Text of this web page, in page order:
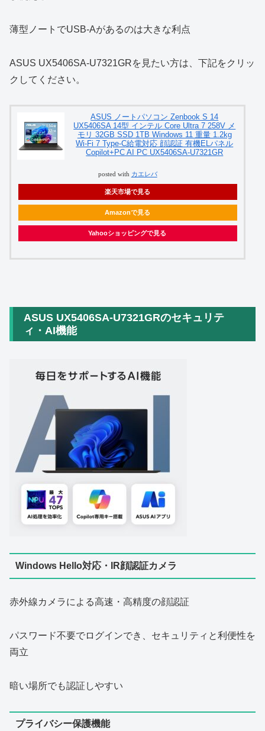
薄型ノートでUSB‑Aがあるのは大きな利点
ASUS UX5406SA-U7321GRを見たい方は、下記をクリッ
クしてください。
ASUS ノートパソコン Zenbook S 14
UX5406SA 14型 インテル Core Ultra 7 258V メ
モリ 32GB SSD 1TB Windows 11 重量 1.2kg
Wi-Fi 7 Type-C給電対応 顔認証 有機ELパネル
Copilot+PC AI PC UX5406SA-U7321GR
posted with カエレバ
楽天市場で見る
Amazonで見る
Yahooショッピングで見る
ASUS UX5406SA-U7321GRのセキュリテ
ィ・AI機能
Windows Hello対応・IR顔認証カメラ
赤外線カメラによる高速・高精度の顔認証
パスワード不要でログインでき、セキュリティと利便性を
両立
暗い場所でも認証しやすい
プライバシー保護機能